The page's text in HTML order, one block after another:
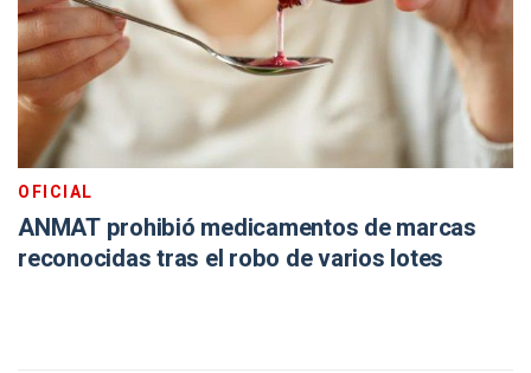
OFICIAL
ANMAT prohibió medicamentos de marcas
reconocidas tras el robo de varios lotes